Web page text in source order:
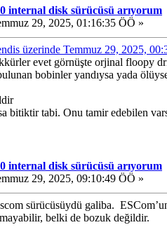
internal disk sürücüsü arıyorum
29, 2025, 01:16:35 ÖÖ »
üzerinde Temmuz 29, 2025,
evet görnüşte orjinal floopy
bobinler yandıysa yada
bitiktir tabi. Onu tamir edebilen
internal disk sürücüsü arıyorum
29, 2025, 09:10:49 ÖÖ »
sürücüsüydü galiba.
belki de bozuk değildir.